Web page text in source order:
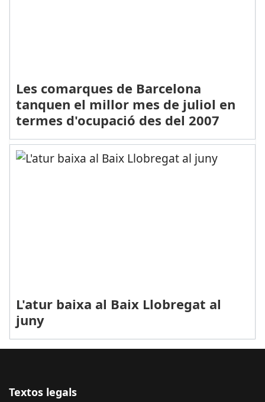
Les comarques de Barcelona
tanquen el millor mes de juliol en
termes d'ocupació des del 2007
L'atur baixa al Baix Llobregat al
juny
Textos legals